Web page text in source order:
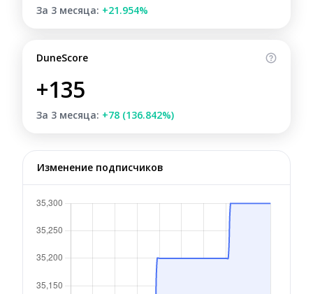
За 3 месяца: +21.954%
DuneScore
+135
За 3 месяца: +78 (136.842%)
Изменение подписчиков